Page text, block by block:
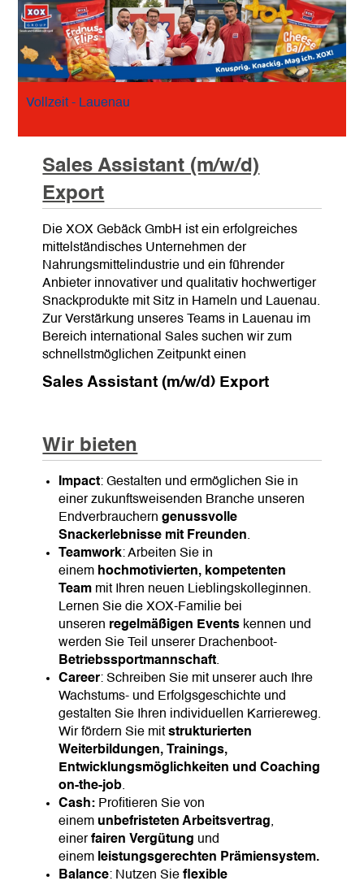
Vollzeit - Lauenau
Sales Assistant (m/w/d)
Export
Die XOX Gebäck GmbH ist ein erfolgreiches
mittelständisches Unternehmen der
Nahrungsmittelindustrie und ein führender
Anbieter innovativer und qualitativ hochwertiger
Snackprodukte mit Sitz in Hameln und Lauenau.
Zur Verstärkung unseres Teams in Lauenau im
Bereich international Sales suchen wir zum
schnellstmöglichen Zeitpunkt einen
Sales Assistant (m/w/d) Export
Wir bieten
Impact: Gestalten und ermöglichen Sie in
einer zukunftsweisenden Branche unseren
Endverbraucherngenussvolle
Snackerlebnisse mit Freunden.
Teamwork: Arbeiten Sie in
einem hochmotivierten, kompetenten
Team mit Ihren neuen Lieblingskolleginnen.
Lernen Sie die XOX-Familie bei
unseren regelmäßigen Events kennen und
werden Sie Teil unserer Drachenboot-
Betriebssportmannschaft.
Career: Schreiben Sie mit unserer auch Ihre
Wachstums- und Erfolgsgeschichte und
gestalten Sie Ihren individuellen Karriereweg.
Wir fördern Sie mitstrukturierten
Weiterbildungen, Trainings,
Entwicklungsmöglichkeiten und Coaching
on-the-job.
Cash: Profitieren Sie von
einem unbefristeten Arbeitsvertrag,
einerfairen Vergütung und
einem leistungsgerechten Prämiensystem.
Balance: Nutzen Sieflexible